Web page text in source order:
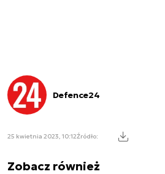
Defence24
25 kwietnia 2023, 10:12Źródło:
Zobacz również